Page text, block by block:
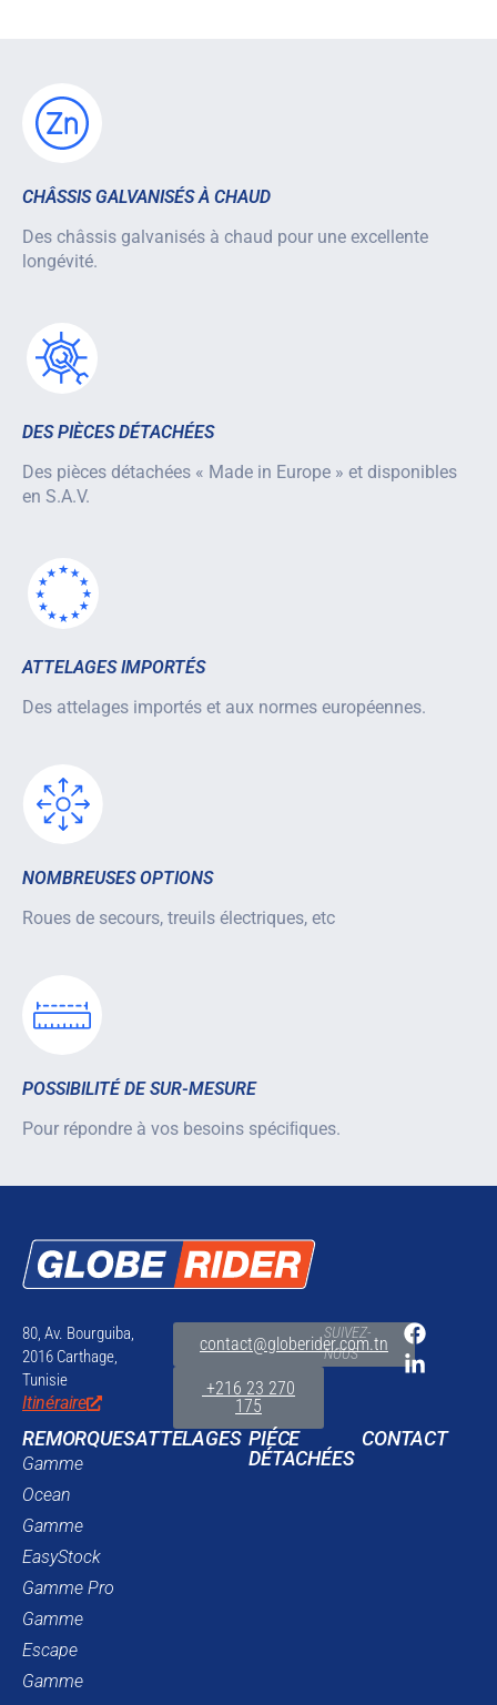
CHÂSSIS GALVANISÉS À CHAUD
Des châssis galvanisés à chaud pour une excellente
longévité.
DES PIÈCES DÉTACHÉES
Des pièces détachées « Made in Europe » et disponibles
en S.A.V.
ATTELAGES IMPORTÉS
Des attelages importés et aux normes européennes.
NOMBREUSES OPTIONS
Roues de secours, treuils électriques, etc
POSSIBILITÉ DE SUR-MESURE
Pour répondre à vos besoins spéciﬁques.
80, Av. Bourguiba,
2016 Carthage,
Tunisie
Itinéraire
contact@globerider.com.tn
+216 23 270
175
SUIVEZ-
NOUS
REMORQUES
Gamme
Ocean
Gamme
EasyStock
Gamme Pro
Gamme
Escape
Gamme
ATTELAGES PIÉCE
DÉTACHÉES
CONTACT